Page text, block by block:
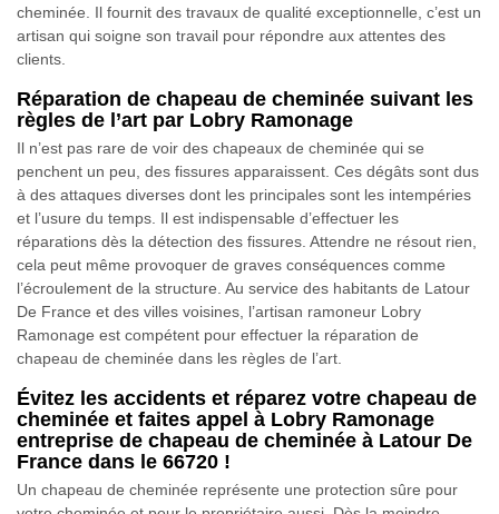
cheminée. Il fournit des travaux de qualité exceptionnelle, c’est un
artisan qui soigne son travail pour répondre aux attentes des
clients.
Réparation de chapeau de cheminée suivant les
règles de l’art par Lobry Ramonage
Il n’est pas rare de voir des chapeaux de cheminée qui se
penchent un peu, des fissures apparaissent. Ces dégâts sont dus
à des attaques diverses dont les principales sont les intempéries
et l’usure du temps. Il est indispensable d’effectuer les
réparations dès la détection des fissures. Attendre ne résout rien,
cela peut même provoquer de graves conséquences comme
l’écroulement de la structure. Au service des habitants de Latour
De France et des villes voisines, l’artisan ramoneur Lobry
Ramonage est compétent pour effectuer la réparation de
chapeau de cheminée dans les règles de l’art.
Évitez les accidents et réparez votre chapeau de
cheminée et faites appel à Lobry Ramonage
entreprise de chapeau de cheminée à Latour De
France dans le 66720 !
Un chapeau de cheminée représente une protection sûre pour